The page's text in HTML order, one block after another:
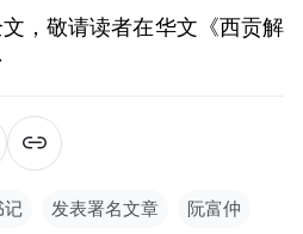
，敬请读者在华文《西贡解
记 发表署名文章 阮富仲